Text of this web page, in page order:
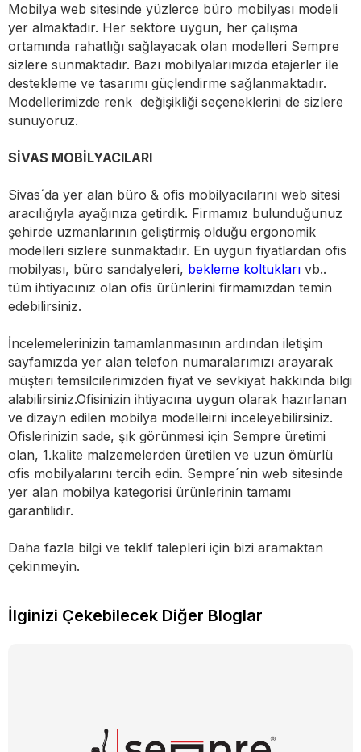
Mobilya web sitesinde yüzlerce büro mobilyası modeli
yer almaktadır. Her sektöre uygun, her çalışma
ortamında rahatlığı sağlayacak olan modelleri Sempre
sizlere sunmaktadır. Bazı mobilyalarımızda etajerler ile
destekleme ve tasarımı güçlendirme sağlanmaktadır.
Modellerimizde renk değişikliği seçeneklerini de sizlere
sunuyoruz.
SİVAS MOBİLYACILARI
Sivas´da yer alan büro & ofis mobilyacılarını web sitesi
aracılığıyla ayağınıza getirdik. Firmamız bulunduğunuz
şehirde uzmanlarının geliştirmiş olduğu ergonomik
modelleri sizlere sunmaktadır. En uygun fiyatlardan ofis
mobilyası, büro sandalyeleri, bekleme koltukları vb..
tüm ihtiyacınız olan ofis ürünlerini firmamızdan temin
edebilirsiniz.
İncelemelerinizin tamamlanmasının ardından iletişim
sayfamızda yer alan telefon numaralarımızı arayarak
müşteri temsilcilerimizden fiyat ve sevkiyat hakkında bilgi
alabilirsiniz.Ofisinizin ihtiyacına uygun olarak hazırlanan
ve dizayn edilen mobilya modelleirni inceleyebilirsiniz.
Ofislerinizin sade, şık görünmesi için Sempre üretimi
olan, 1.kalite malzemelerden üretilen ve uzun ömürlü
ofis mobilyalarını tercih edin. Sempre´nin web sitesinde
yer alan mobilya kategorisi ürünlerinin tamamı
garantilidir.
Daha fazla bilgi ve teklif talepleri için bizi aramaktan
çekinmeyin.
İlginizi Çekebilecek Diğer Bloglar